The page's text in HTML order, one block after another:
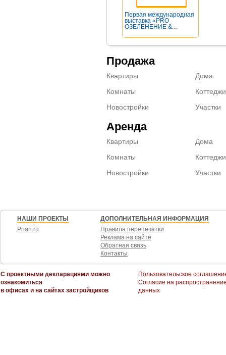
Первая международная
выставка «PRO
ОЗЕЛЕНЕНИЕ &...
Продажа
Квартиры
Комнаты
Новостройки
Дома
Коттеджи
Участки
Аренда
Квартиры
Комнаты
Новостройки
Дома
Коттеджи
Участки
НАШИ ПРОЕКТЫ
Prian.ru
ДОПОЛНИТЕЛЬНАЯ ИНФОРМАЦИЯ
Правила перепечатки
Реклама на сайте
Обратная связь
Контакты
С проектными декларациями можно
ознакомиться
в офисах и на сайтах застройщиков
Пользовательское
Согласие на
данных